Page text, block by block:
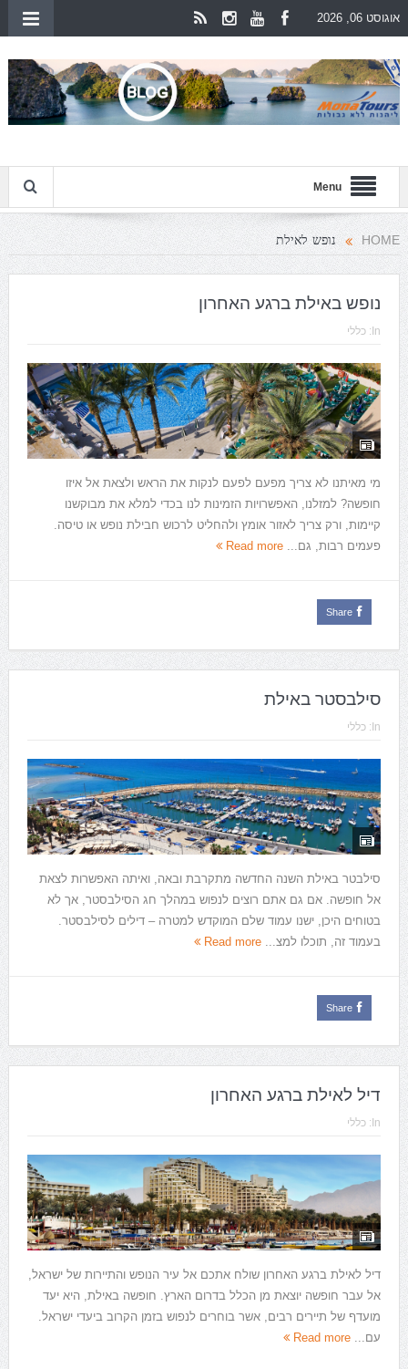
אוגוסט 06, 2026
Menu
HOME נופש לאילת
נופש באילת ברגע האחרון
In: כללי
מי מאיתנו לא צריך מפעם לפעם לנקות את הראש ולצאת אל איזו
חופשה? למזלנו, האפשרויות הזמינות לנו בכדי למלא את מבוקשנו
קיימות, ורק צריך לאזור אומץ ולהחליט לרכוש חבילת נופש או טיסה.
פעמים רבות, גם... Read more
Share
סילבסטר באילת
In: כללי
סילבטר באילת השנה החדשה מתקרבת ובאה, ואיתה האפשרות לצאת
אל חופשה. אם גם אתם רוצים לנפוש במהלך חג הסילבסטר, אך לא
בטוחים היכן, ישנו עמוד שלם המוקדש למטרה – דילים לסילבסטר.
בעמוד זה, תוכלו למצ... Read more
Share
דיל לאילת ברגע האחרון
In: כללי
דיל לאילת ברגע האחרון שולח אתכם אל עיר הנופש והתיירות של ישראל,
אל עבר חופשה יוצאת מן הכלל בדרום הארץ. חופשה באילת, היא יעד
מועדף של תיירים רבים, אשר בוחרים לנפוש בזמן הקרוב ביעדי ישראל.
עם... Read more